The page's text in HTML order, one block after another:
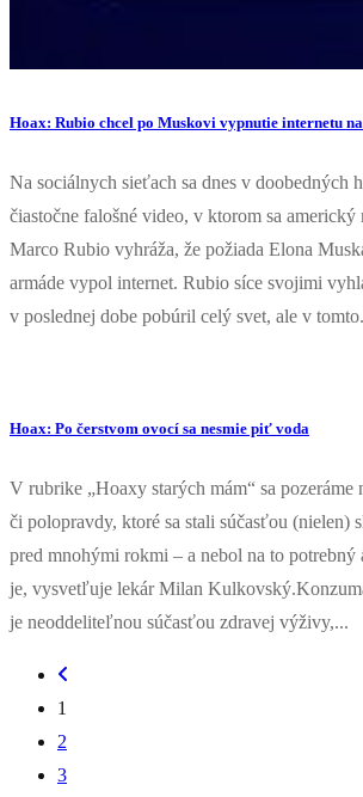
Hoax: Rubio chcel po Muskovi vypnutie internetu
Na sociálnych sieťach sa dnes v doobedných
čiastočne falošné video, v ktorom sa americký
Marco Rubio vyhráža, že požiada Elona
armáde vypol internet. Rubio síce svojimi
v poslednej dobe pobúril celý svet, ale v
Hoax: Po čerstvom ovocí sa nesmie piť voda
V rubrike „Hoaxy starých mám“ sa
či polopravdy, ktoré sa stali súčasťou (nielen)
pred mnohými rokmi – a nebol na to
je, vysvetľuje lekár Milan
je neoddeliteľnou súčasťou zdravej výživy,...
1
2
3